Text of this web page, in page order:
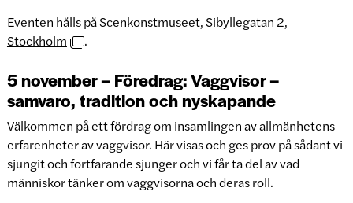
Eventen hålls påScenkonstmuseet, Sibyllegatan 2,
Stockholm
.
5 november – Föredrag: Vaggvisor –
samvaro, tradition och nyskapande
Välkommen på ett fördrag om insamlingen av allmänhetens
erfarenheter av vaggvisor. Här visas och ges prov på sådant vi
sjungit och fortfarande sjunger och vi får ta del av vad
människor tänker om vaggvisorna och deras roll.